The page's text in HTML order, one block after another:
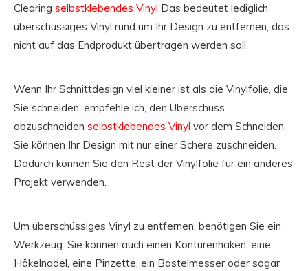
Clearing selbstklebendes Vinyl Das bedeutet lediglich,
überschüssiges Vinyl rund um Ihr Design zu entfernen, das
nicht auf das Endprodukt übertragen werden soll.
Wenn Ihr Schnittdesign viel kleiner ist als die Vinylfolie, die
Sie schneiden, empfehle ich, den Überschuss
abzuschneiden selbstklebendes Vinyl vor dem Schneiden.
Sie können Ihr Design mit nur einer Schere zuschneiden.
Dadurch können Sie den Rest der Vinylfolie für ein anderes
Projekt verwenden.
Um überschüssiges Vinyl zu entfernen, benötigen Sie ein
Werkzeug. Sie können auch einen Konturenhaken, eine
Häkelnadel, eine Pinzette, ein Bastelmesser oder sogar